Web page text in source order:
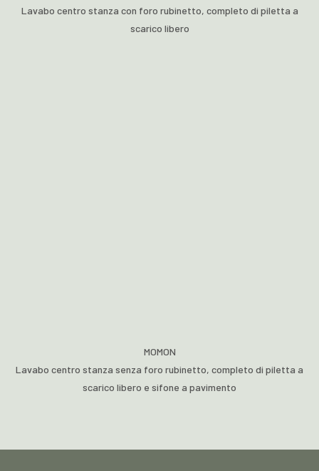
Lavabo centro stanza con foro rubinetto, completo di piletta a
scarico libero
MOMON
Lavabo centro stanza senza foro rubinetto, completo di piletta a
scarico libero e sifone a pavimento